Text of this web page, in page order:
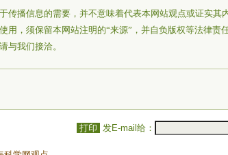
传播信息的需要，并不意味着代表本网站观点或证实其
用，须保留本网站注明的“来源”，并自负版权等法律责
与我们接洽。
打印 发E-mail给：